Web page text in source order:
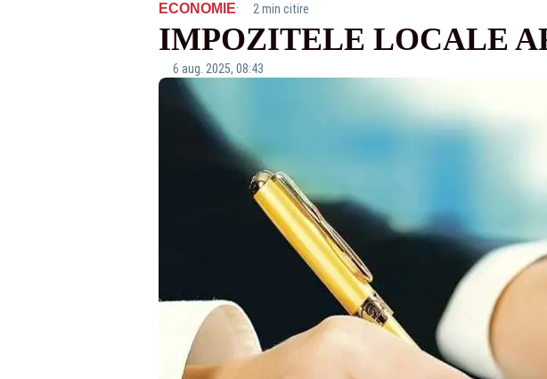
ECONOMIE· 2 min citire
IMPOZITELE LOCALE
6 aug. 2025, 08:43